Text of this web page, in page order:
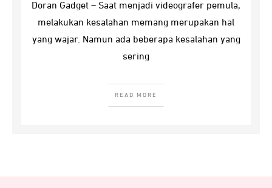
Doran Gadget – Saat menjadi videografer pemula,
melakukan kesalahan memang merupakan hal
yang wajar. Namun ada beberapa kesalahan yang
sering
READ MORE